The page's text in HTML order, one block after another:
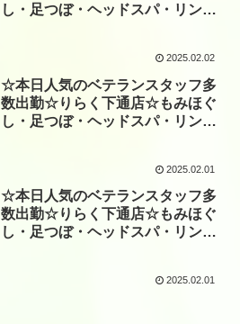
し・足つぼ・ヘッドスパ・リンパ
2025.02.02
☆本日人気のベテランスタッフ多
数出勤☆りらく下通店☆もみほぐ
し・足つぼ・ヘッドスパ・リンパ
2025.02.01
☆本日人気のベテランスタッフ多
数出勤☆りらく下通店☆もみほぐ
し・足つぼ・ヘッドスパ・リンパ
2025.02.01